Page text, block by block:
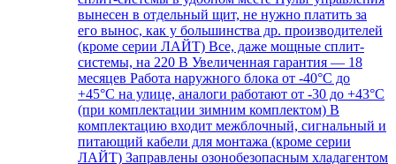
вынесен в отдельный щит, не нужно платить за
его вынос, как у большинства др. производителей
(кроме серии ЛАЙТ) Все, даже мощные сплит-
системы, на 220 В Увеличенная гарантия — 18
месяцев Работа наружного блока от -40°С до
+45°С на улице, аналоги работают от -30 до +43°С
(при комплектации зимним комплектом) В
комплектацию входит межблочный, сигнальный и
питающий кабели для монтажа (кроме серии
ЛАЙТ) Заправлены озонобезопасным хладагентом